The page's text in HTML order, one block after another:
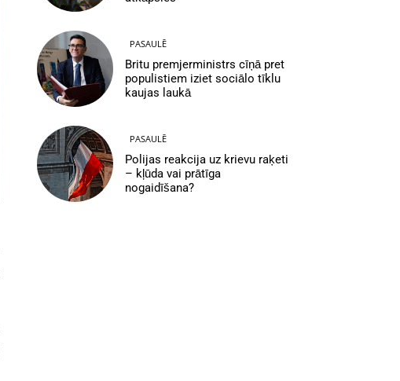
PASAULĒ
Britu premjerministrs cīņā pret
populistiem iziet sociālo tīklu
kaujas laukā
PASAULĒ
Polijas reakcija uz krievu raķeti
– kļūda vai prātīga
nogaidīšana?